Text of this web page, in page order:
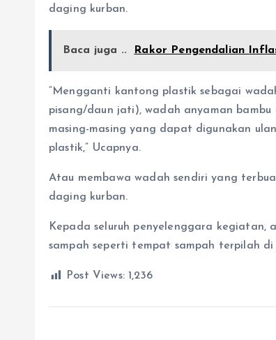
daging kurban.
Baca juga .. Rakor Pengendalian
“Mengganti kantong plastik sebagai
pisang/daun jati), wadah anyaman
masing-masing yang dapat digunakan
plastik,” Ucapnya.
Atau membawa wadah sendiri yang
daging kurban.
Kepada seluruh penyelenggara kegiatan,
sampah seperti tempat sampah terpilah
Post Views: 1,236